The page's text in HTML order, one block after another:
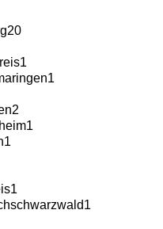
20
1
1
2
1
1
1
1